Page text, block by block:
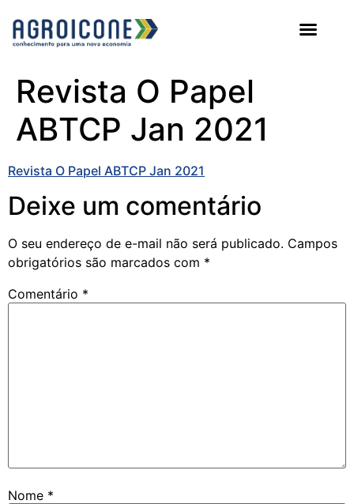
Revista O Papel
ABTCP Jan 2021
Revista O Papel ABTCP Jan 2021
Deixe um comentário
O seu endereço de e-mail não será publicado. Campos
obrigatórios são marcados com *
Comentário *
Nome *